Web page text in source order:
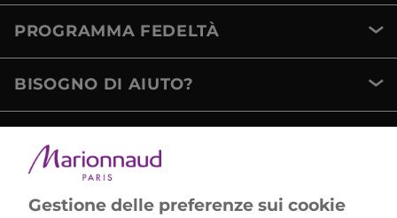
PROGRAMMA FEDELTÀ
BISOGNO DI AIUTO?
Gestione delle preferenze sui cookie